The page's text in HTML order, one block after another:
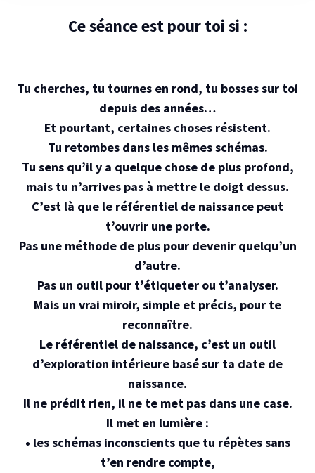
Ce séance est pour toi si :
Tu cherches, tu tournes en rond, tu bosses sur toi
depuis des années…
Et pourtant, certaines choses résistent.
Tu retombes dans les mêmes schémas.
Tu sens qu’il y a quelque chose de plus profond,
mais tu n’arrives pas à mettre le doigt dessus.
C’est là que le référentiel de naissance peut
t’ouvrir une porte.
Pas une méthode de plus pour devenir quelqu’un
d’autre.
Pas un outil pour t’étiqueter ou t’analyser.
Mais un vrai miroir, simple et précis, pour te
reconnaître.
Le référentiel de naissance, c’est un outil
d’exploration intérieure basé sur ta date de
naissance.
Il ne prédit rien, il ne te met pas dans une case.
Il met en lumière :
• les schémas inconscients que tu répètes sans
t’en rendre compte,